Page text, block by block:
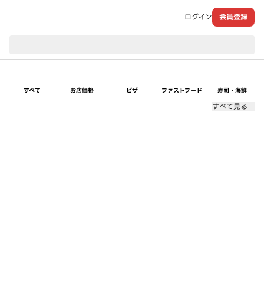
ログイン 会員登録
すべて お店価格 ピザ ファストフード 寿司・海鮮
すべて見る